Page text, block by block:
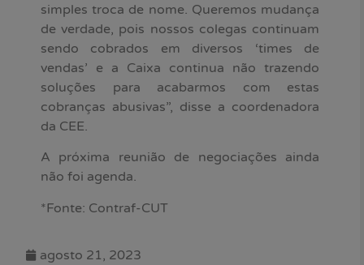
simples troca de nome. Queremos mudança
de verdade, pois nossos colegas continuam
sendo cobrados em diversos ‘times de
vendas’ e a Caixa continua não trazendo
soluções para acabarmos com estas
cobranças abusivas”, disse a coordenadora
da CEE.
A próxima reunião de negociações ainda
não foi agenda.
*Fonte: Contraf-CUT
agosto 21, 2023